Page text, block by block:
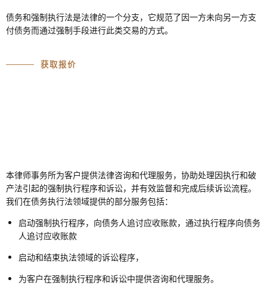
债务和强制执行法是法律的一个分支，它规范了因一方未向另一方支
付债务而通过强制手段进行此类交易的方式。
获取报价
本律师事务所为客户提供法律咨询和代理服务，协助处理因执行和破
产法引起的强制执行程序和诉讼，并有效监督和完成后续诉讼流程。
我们在债务执行法领域提供的部分服务包括：
启动强制执行程序，向债务人追讨应收账款，通过执行程序向债务
人追讨应收账款
启动和结束执法领域的诉讼程序，
为客户在强制执行程序和诉讼中提供咨询和代理服务。